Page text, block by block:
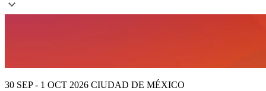
30 SEP - 1 OCT 2026 CIUDAD DE MÉXICO